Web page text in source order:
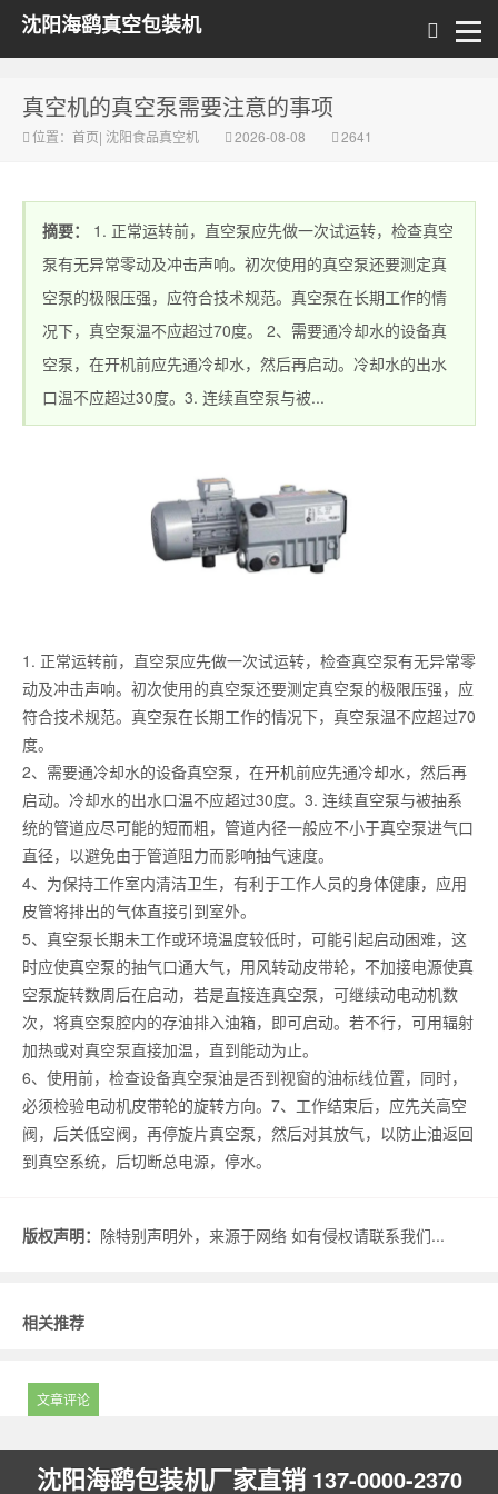
沈阳海鹞真空包装机
真空机的真空泵需要注意的事项
位置： 首页| 沈阳食品真空机 2026-08-08 2641
摘要：
1. 正常运转前，直空泵应先做一次试运转，检查真空
泵有无异常零动及冲击声响。初次使用的真空泵还要测定真
空泵的极限压强，应符合技术规范。真空泵在长期工作的情
况下，真空泵温不应超过70度。 2、需要通冷却水的设备真
空泵，在开机前应先通冷却水，然后再启动。冷却水的出水
口温不应超过30度。3. 连续直空泵与被...
1. 正常运转前，直空泵应先做一次试运转，检查真空泵有无异常零
动及冲击声响。初次使用的真空泵还要测定真空泵的极限压强，应
符合技术规范。真空泵在长期工作的情况下，真空泵温不应超过70
度。
2、需要通冷却水的设备真空泵，在开机前应先通冷却水，然后再
启动。冷却水的出水口温不应超过30度。3. 连续直空泵与被抽系
统的管道应尽可能的短而粗，管道内径一般应不小于真空泵进气口
直径，以避免由于管道阻力而影响抽气速度。
4、为保持工作室内清洁卫生，有利于工作人员的身体健康，应用
皮管将排出的气体直接引到室外。
5、真空泵长期未工作或环境温度较低时，可能引起启动困难，这
时应使真空泵的抽气口通大气，用风转动皮带轮，不加接电源使真
空泵旋转数周后在启动，若是直接连真空泵，可继续动电动机数
次，将真空泵腔内的存油排入油箱，即可启动。若不行，可用辐射
加热或对真空泵直接加温，直到能动为止。
6、使用前，检查设备真空泵油是否到视窗的油标线位置，同时，
必须检验电动机皮带轮的旋转方向。7、工作结束后，应先关高空
阀，后关低空阀，再停旋片真空泵，然后对其放气，以防止油返回
到真空系统，后切断总电源，停水。
版权声明： 除特别声明外，来源于网络 如有侵权请联系我们...
相关推荐
文章评论
沈阳海鹞包装机厂家直销 137-0000-2370